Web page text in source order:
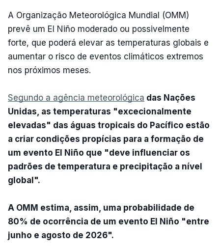
A Organização Meteorológica Mundial (OMM)
prevê um El Niño moderado ou possivelmente
forte, que poderá elevar as temperaturas globais e
aumentar o risco de eventos climáticos extremos
nos próximos meses.
Segundo a agência meteorológica das Nações
Unidas, as temperaturas "excecionalmente
elevadas" das águas tropicais do Pacífico estão
a criar condições propícias para a formação de
um evento El Niño que "deve influenciar os
padrões de temperatura e precipitação a nível
global".
A OMM estima, assim, uma probabilidade de
80% de ocorrência de um evento El Niño "entre
junho e agosto de 2026".